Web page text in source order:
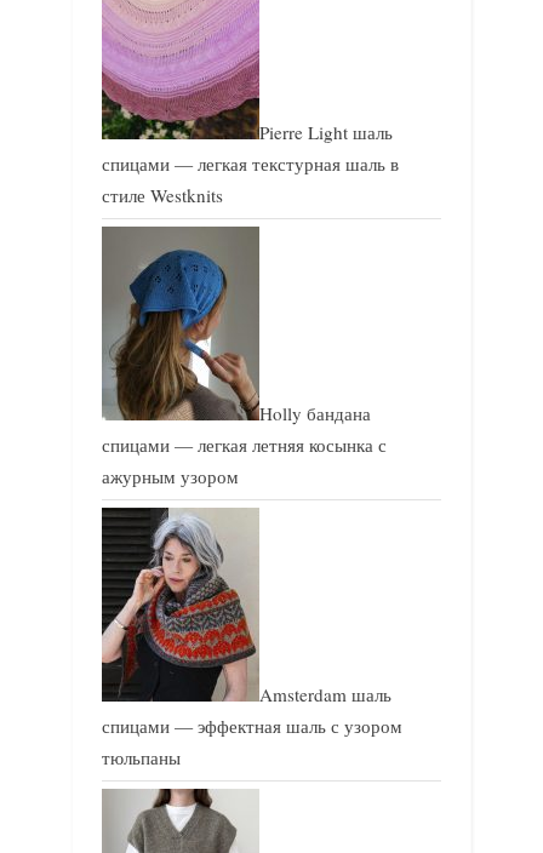
Pierre Light шаль
спицами — легкая текстурная шаль в
стиле Westknits
Holly бандана
спицами — легкая летняя косынка с
ажурным узором
Amsterdam шаль
спицами — эффектная шаль с узором
тюльпаны